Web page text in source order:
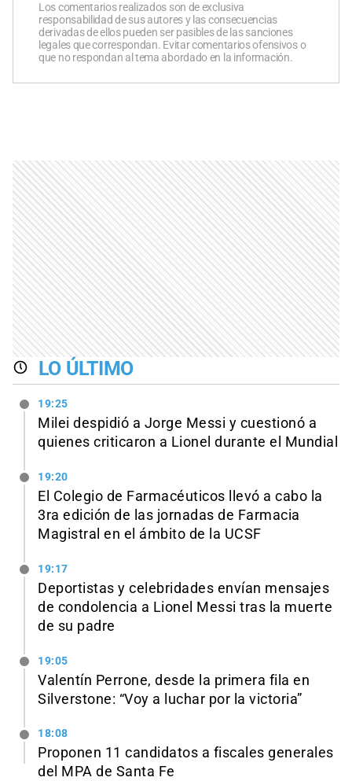
Los comentarios realizados son de exclusiva
responsabilidad de sus autores y las consecuencias
derivadas de ellos pueden ser pasibles de las sanciones
legales que correspondan. Evitar comentarios ofensivos o
que no respondan al tema abordado en la información.
LO ÚLTIMO
19:25
Milei despidió a Jorge Messi y cuestionó a
quienes criticaron a Lionel durante el Mundial
19:20
El Colegio de Farmacéuticos llevó a cabo la
3ra edición de las jornadas de Farmacia
Magistral en el ámbito de la UCSF
19:17
Deportistas y celebridades envían mensajes
de condolencia a Lionel Messi tras la muerte
de su padre
19:05
Valentín Perrone, desde la primera fila en
Silverstone: “Voy a luchar por la victoria”
18:08
Proponen 11 candidatos a fiscales generales
del MPA de Santa Fe